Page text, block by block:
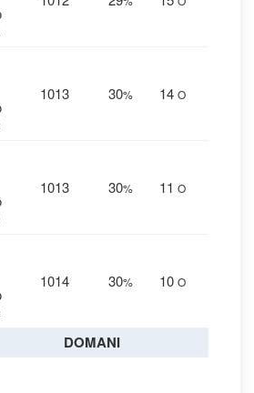
1013 30% 14 O
1013 30% 11 O
1014 30% 10 O
DOMANI